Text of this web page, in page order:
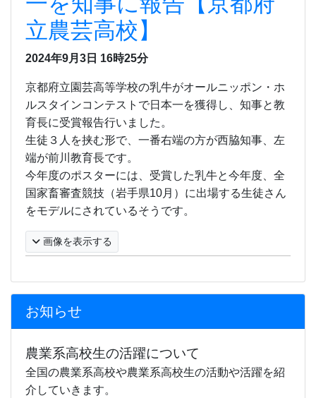
立農芸高校】
2024年9月3日 16時25分
京都府立園芸高等学校の乳牛がオールニッポン・ホ
ルスタインコンテストで日本一を獲得し、知事と教
育長に受賞報告行いました。
生徒３人を挟む形で、一番右端の方が西脇知事、左
端が前川教育長です。
今年度のポスターには、受賞した乳牛と今年度、全
国家畜審査競技（岩手県10月）に出場する生徒さん
をモデルにされているそうです。
画像を表示する
お知らせ
農業系高校生の活躍について
全国の農業系高校や農業系高校生の活動や活躍を紹
介していきます。